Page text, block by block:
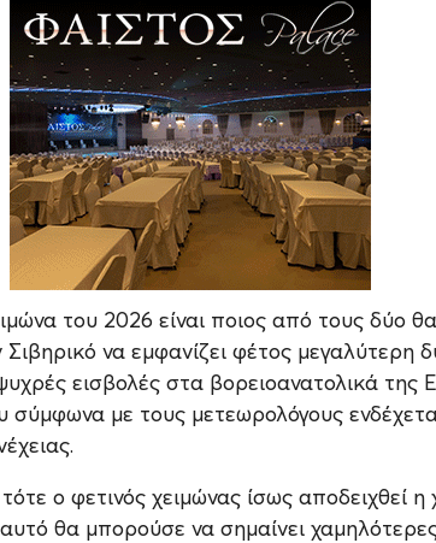
του 2026 είναι ποιος από τους δύο
Σιβηρικό να εμφανίζει φέτος μεγαλύτερη
εισβολές στα βορειοανατολικά της
σύμφωνα με τους μετεωρολόγους
ο φετινός χειμώνας ίσως αποδειχθεί η
θα μπορούσε να σημαίνει